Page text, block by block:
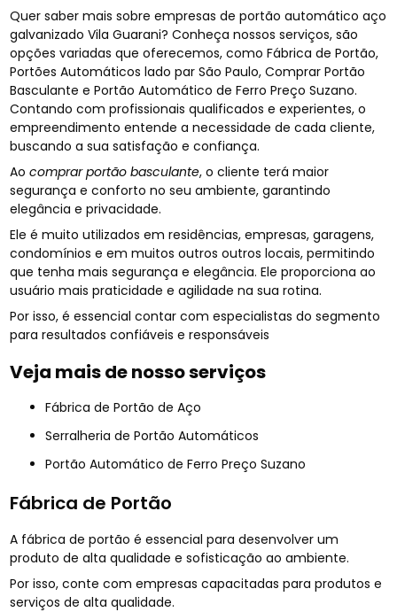
Quer saber mais sobre empresas de portão automático aço
galvanizado Vila Guarani? Conheça nossos serviços, são
opções variadas que oferecemos, como Fábrica de Portão,
Portões Automáticos lado par São Paulo, Comprar Portão
Basculante e Portão Automático de Ferro Preço Suzano.
Contando com profissionais qualificados e experientes, o
empreendimento entende a necessidade de cada cliente,
buscando a sua satisfação e confiança.
Aocomprar portão basculante, o cliente terá maior
segurança e conforto no seu ambiente, garantindo
elegância e privacidade.
Ele é muito utilizados em residências, empresas, garagens,
condomínios e em muitos outros outros locais, permitindo
que tenha mais segurança e elegância. Ele proporciona ao
usuário mais praticidade e agilidade na sua rotina.
Por isso, é essencial contar com especialistas do segmento
para resultados confiáveis e responsáveis
Veja mais de nosso serviços
Fábrica de Portão de Aço
Serralheria de Portão Automáticos
Portão Automático de Ferro Preço Suzano
Fábrica de Portão
A fábrica de portão é essencial para desenvolver um
produto de alta qualidade e sofisticação ao ambiente.
Por isso, conte com empresas capacitadas para produtos e
serviços de alta qualidade.